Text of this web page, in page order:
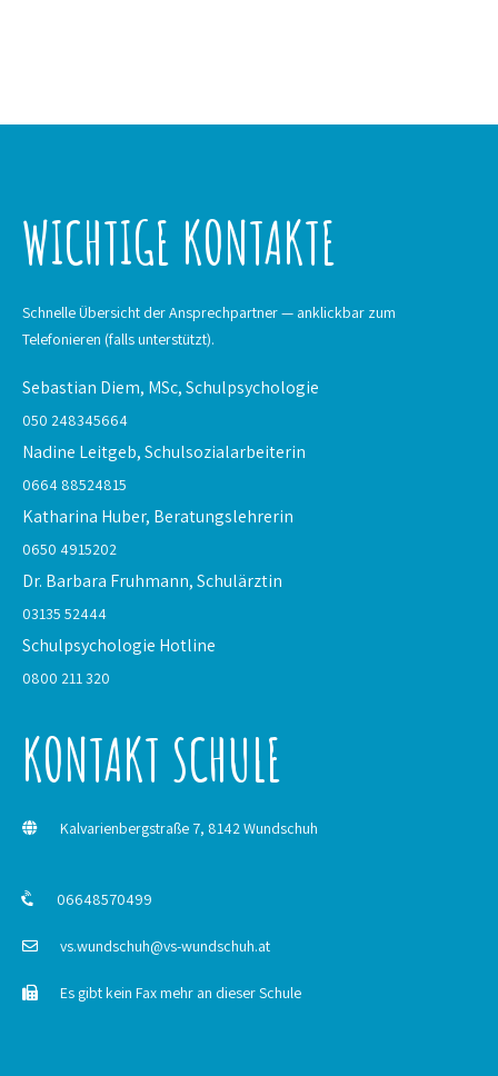
WICHTIGE KONTAKTE
Schnelle Übersicht der Ansprechpartner — anklickbar zum
Telefonieren (falls unterstützt).
Sebastian Diem, MSc,Schulpsychologie
050 248345664
Nadine Leitgeb,Schulsozialarbeiterin
0664 88524815
Katharina Huber, Beratungslehrerin
0650 4915202
Dr. Barbara Fruhmann,Schulärztin
03135 52444
Schulpsychologie Hotline
0800 211 320
KONTAKT SCHULE
Kalvarienbergstraße 7, 8142 Wundschuh
06648570499
vs.wundschuh@vs-wundschuh.at
Es gibt kein Fax mehr an dieser Schule